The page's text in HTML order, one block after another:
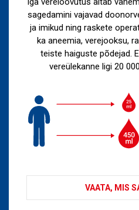
sagedamini vajavad
ja imikud ning raskete
ka aneemia, verejooksu,
teiste haiguste põdejad.
vereülekanne ligi 20
VAATA, MIS